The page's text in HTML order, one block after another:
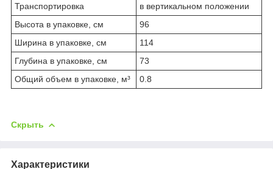
Транспортировка
в вертикальном положении
Высота в упаковке, см
96
Ширина в упаковке, см
114
Глубина в упаковке, см
73
Общий объем в упаковке, м³
0.8
Скрыть
Характеристики